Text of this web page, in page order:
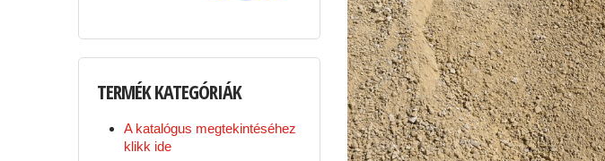
TERMÉKKATEGÓRIÁK
A katalógus megtekintéséhez
klikk ide